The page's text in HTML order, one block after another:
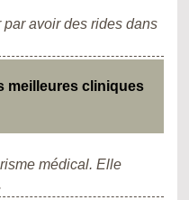
par avoir des rides dans
meilleures cliniques
médical. Elle